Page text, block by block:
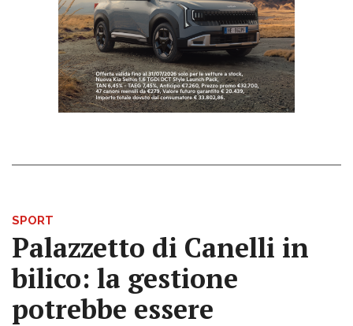
SPORT
Palazzetto di Canelli in
bilico: la gestione
potrebbe essere